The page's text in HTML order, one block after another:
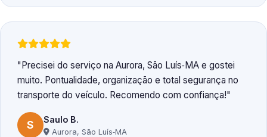
Precisei do serviço na Aurora, São Luís‑MA e gostei
muito. Pontualidade, organização e total segurança no
transporte do veículo. Recomendo com confiança!
S Saulo B.
Aurora, São Luís‑MA